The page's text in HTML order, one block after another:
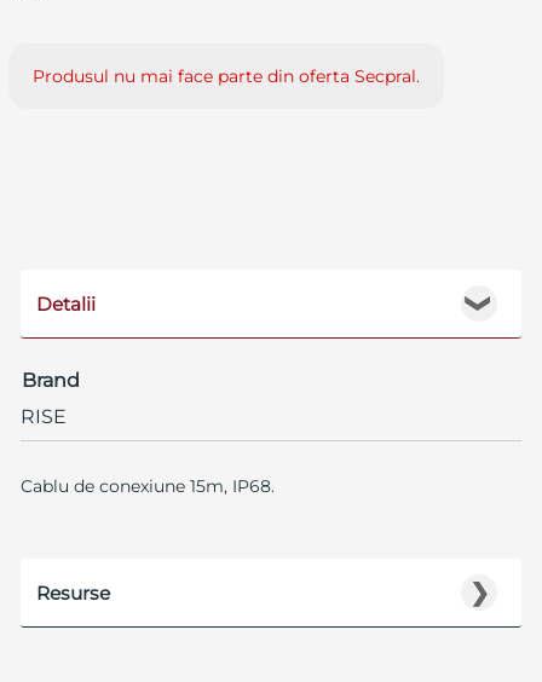
Produsul nu mai face parte din oferta Secpral.
❯
Detalii
Brand
RISE
Cablu de conexiune 15m, IP68.
❯
Resurse